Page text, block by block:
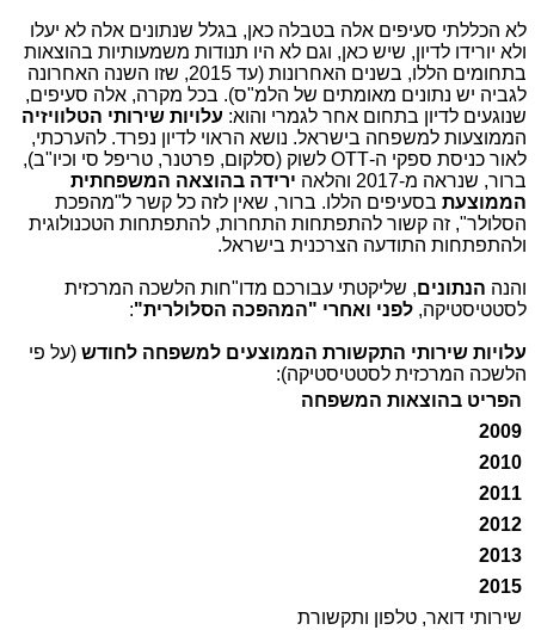
לא הכללתי סעיפים אלה בטבלה כאן, בגלל שנתונים אלה לא יעלו
ולא יורידו לדיון, שיש כאן, וגם לא היו תנודות משמעותיות בהוצאות
בתחומים הללו, בשנים האחרונות (עד 2015, שזו השנה האחרונה
לגביה יש נתונים מאומתים של הלמ"ס). בכל מקרה, אלה סעיפים,
שנוגעים לדיון בתחום אחר לגמרי והוא: עלויות שירותי הטלוויזיה
הממוצעות למשפחה בישראל. נושא הראוי לדיון נפרד. להערכתי,
לאור כניסת ספקי ה-OTT לשוק (סלקום, פרטנר, טריפל סי וכיו"ב),
ברור, שנראה מ-2017 והלאה
ירידה בהוצאה המשפחתית
הממוצעת בסעיפים הללו. ברור, שאין לזה כל קשר ל"מהפכת
הסלולר", זה קשור להתפתחות התחרות, להתפתחות הטכנולוגית
ולהתפתחות התודעה הצרכנית בישראל.
והנה הנתונים, שליקטתי עבורכם מדו"חות הלשכה המרכזית
לסטטיסטיקה, לפני ואחרי "המהפכה הסלולרית":
עלויות שירותי התקשורת הממוצעים למשפחה לחודש (על פי
הלשכה המרכזית לסטטיסטיקה):
הפריט בהוצאות המשפחה
2009
2010
2011
2012
2013
2015
שירותי דואר, טלפון ותקשורת